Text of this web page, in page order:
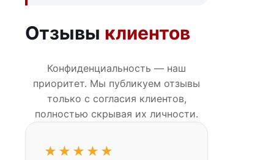
Отзывы клиентов
Конфиденциальность — наш
приоритет. Мы публикуем отзывы
только с согласия клиентов,
полностью скрывая их личности.
★★★★★